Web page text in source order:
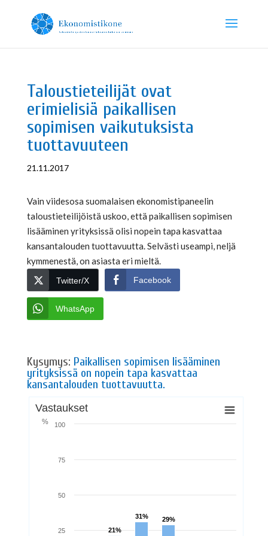
Taloustieteilijät ovat
erimielisiä paikallisen
sopimisen vaikutuksista
tuottavuuteen
21.11.2017
Vain viidesosa suomalaisen ekonomistipaneelin
taloustieteilijöistä uskoo, että paikallisen sopimisen
lisääminen yrityksissä olisi nopein tapa kasvattaa
kansantalouden tuottavuutta. Selvästi useampi, neljä
kymmenestä, on asiasta eri mieltä.
Twitter/X Facebook
WhatsApp
Kysymys: Paikallisen sopimisen lisääminen
yrityksissä on nopein tapa kasvattaa
kansantalouden tuottavuutta.
%
Vastaukset
21%
21%
31%
31% 29%
29%
25
50
75
100